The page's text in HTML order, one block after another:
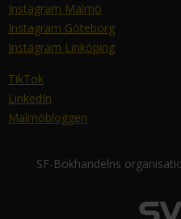
Instagram Malmö
Instagram Göteborg
Instagram Linköping
TikTok
LinkedIn
Malmöbloggen
SF-Bokhandelns